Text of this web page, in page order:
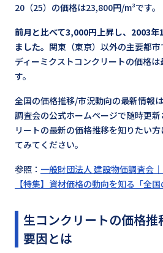
20（25）の価格は23,800円/m³です。
前月と比べて3,000円上昇し、2003
ました。 関東（東京）以外の主要都
ディーミクストコンクリートの価格
す。
全国の価格推移/市況動向の最新情報
調査会の公式ホームページで随時更
リートの最新の価格推移を知りたい
てみてください。
参照： 一般財団法人 建設物価調査会
【特集】資材価格の動向を知る「全
生コンクリートの価格推
要因とは